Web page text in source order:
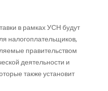
в рамках УСН будут
налогоплательщиков,
правительством
деятельности и
также установит